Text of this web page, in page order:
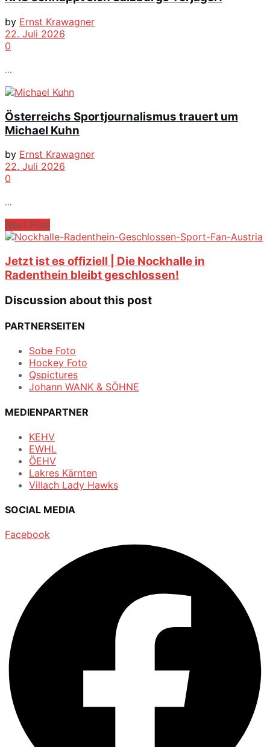
by Ernst Krawagner
22. Juli 2026
0
...
Österreichs Sportjournalismus trauert um
Michael Kuhn
by Ernst Krawagner
22. Juli 2026
0
...
Next Post
Jetzt ist es offiziell | Die Nockhalle in
Radenthein bleibt geschlossen!
Discussion about this post
PARTNERSEITEN
Sobe Foto
Hockey Foto
Qspictures
Johann WANK & SÖHNE
MEDIENPARTNER
KEHV
EWHL
ÖEHV
Lakres Kärnten
Villach Lady Hawks
SOCIAL MEDIA
Facebook